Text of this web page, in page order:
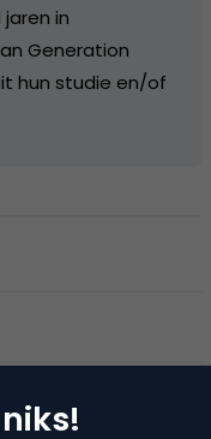
in
Generation
hun studie en/of